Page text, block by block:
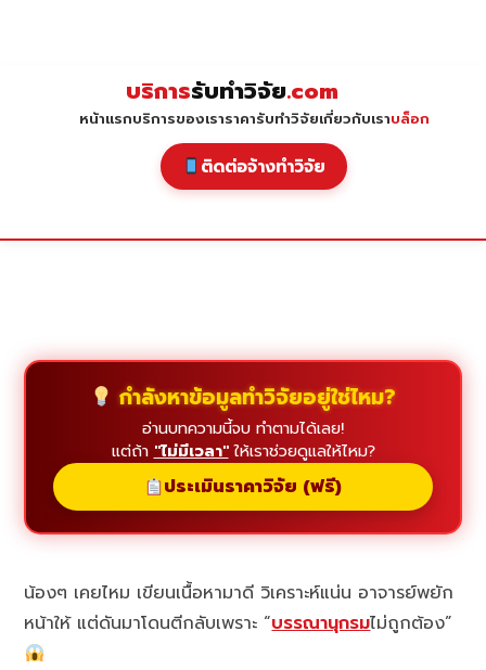
บริการรับทำวิจัย.com
หน้าแรกบริการของเราราคารับทำวิจัยเกี่ยวกับเราบล็อก
ติดต่อจ้างทำวิจัย
กำลังหาข้อมูลทำวิจัยอยู่ใช่ไหม?
อ่านบทความนี้จบ ทำตามได้เลย!
แต่ถ้า "ไม่มีเวลา"ให้เราช่วยดูแลให้ไหม?
ประเมินราคาวิจัย (ฟรี)
น้องๆ เคยไหม เขียนเนื้อหามาดี วิเคราะห์แน่น อาจารย์พยัก
หน้าให้ แต่ดันมาโดนตีกลับเพราะ “บรรณานุกรมไม่ถูกต้อง”